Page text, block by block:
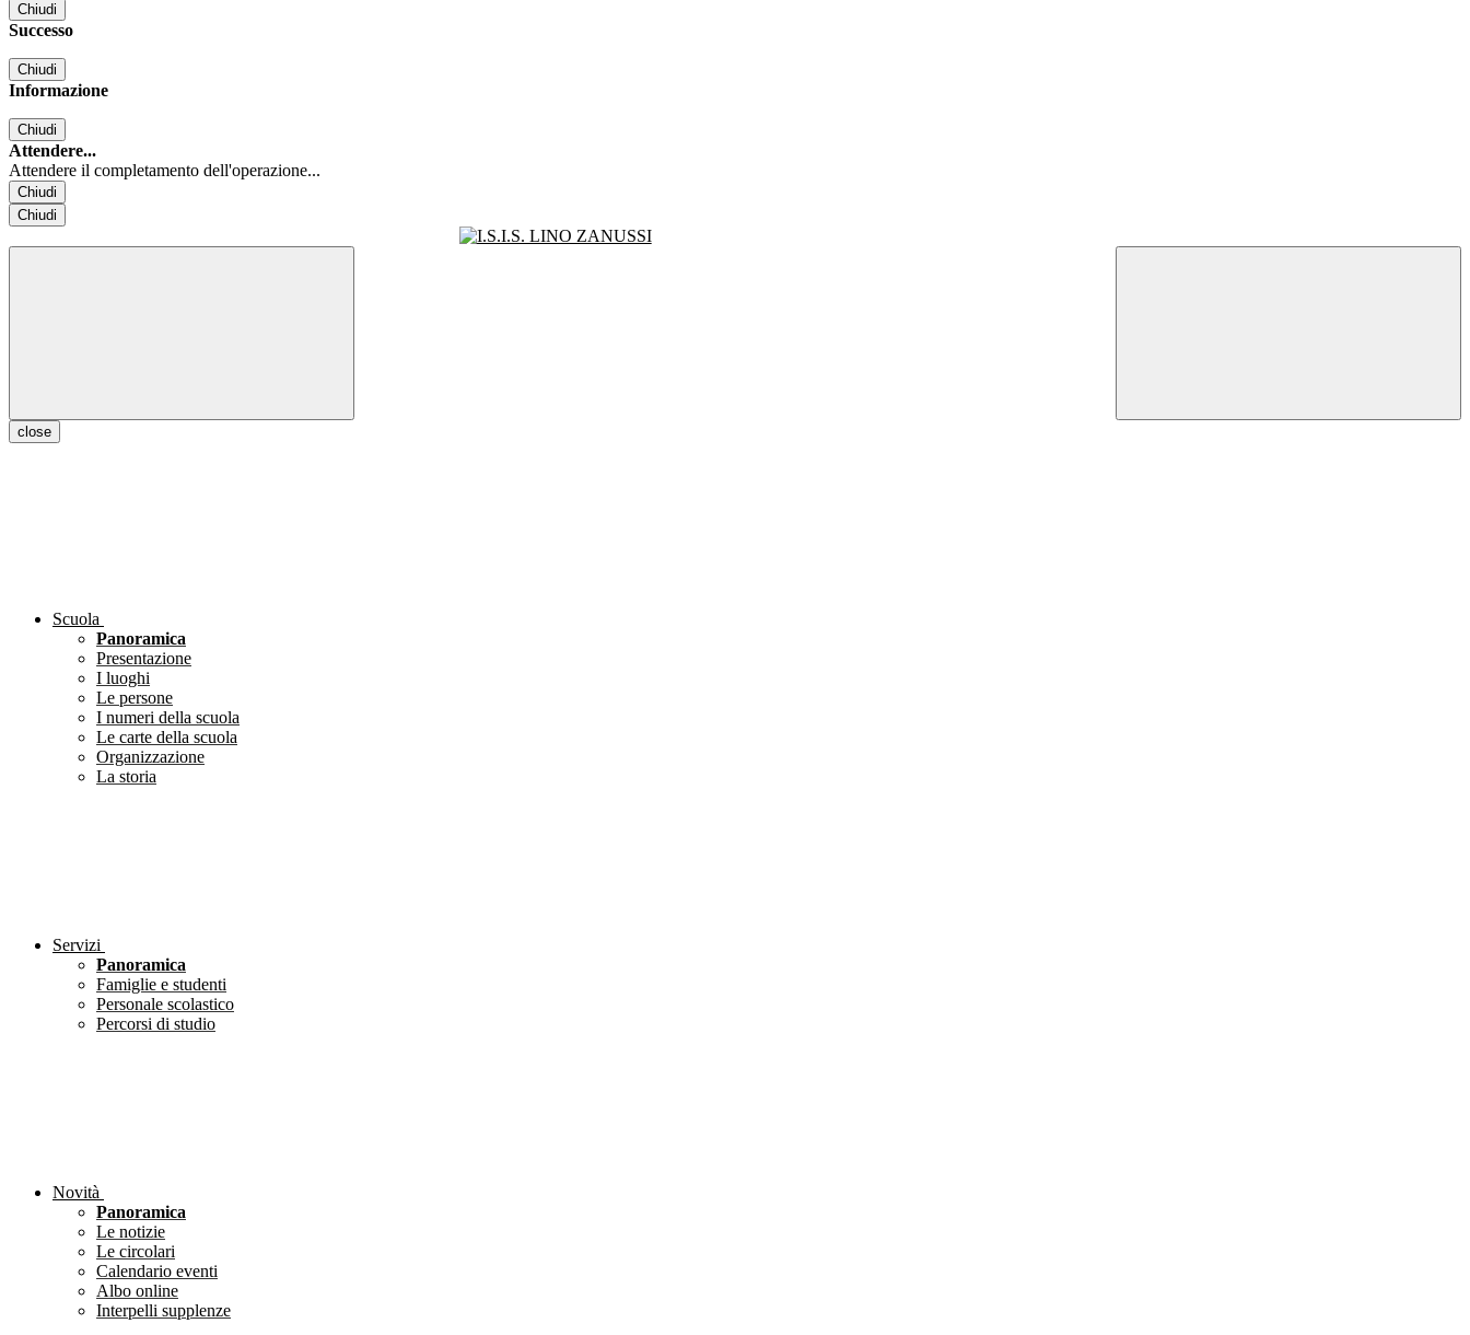
Chiudi
Successo
Chiudi
Informazione
Chiudi
Attendere...
Attendere il completamento dell'operazione...
Chiudi
Chiudi
close
Scuola
Panoramica
Presentazione
I luoghi
Le persone
I numeri della scuola
Le carte della scuola
Organizzazione
La storia
Servizi
Panoramica
Famiglie e studenti
Personale scolastico
Percorsi di studio
Novità
Panoramica
Le notizie
Le circolari
Calendario eventi
Albo online
Interpelli supplenze